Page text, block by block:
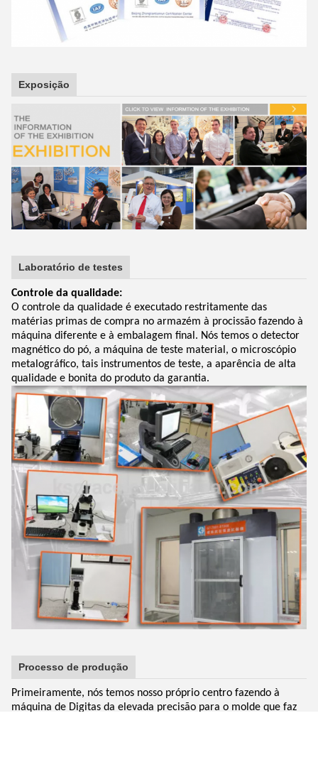
Exposição
Laboratório de testes
Controle da qualidade:
O controle da qualidade é executado restritamente das
matérias primas de compra no armazém à procissão fazendo à
máquina diferente e à embalagem final. Nós temos o detector
magnético do pó, a máquina de teste material, o microscópio
metalográfico, tais instrumentos de teste, a aparência de alta
qualidade e bonita do produto da garantia.
Processo de produção
Primeiramente, nós temos nosso próprio centro fazendo à
máquina de Digitas da elevada precisão para o molde que faz